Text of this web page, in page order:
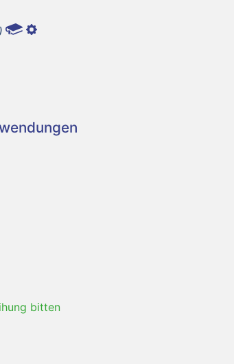
bitten